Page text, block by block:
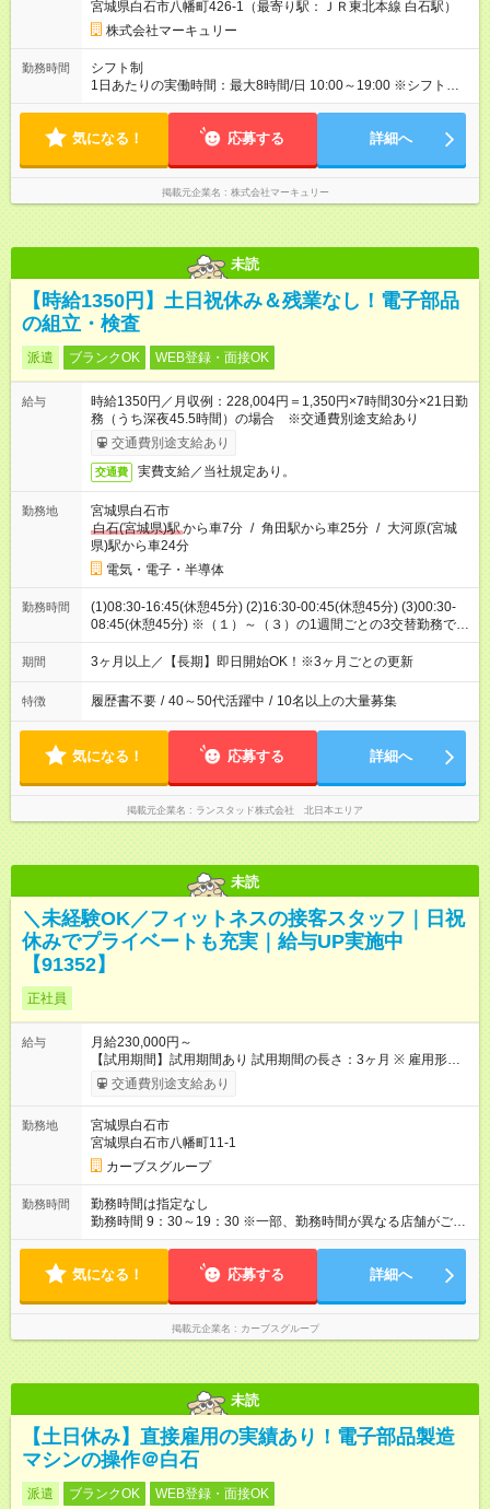
宮城県白石市八幡町426-1（最寄り駅：ＪＲ東北本線 白石駅）
株式会社マーキュリー
勤務時間
シフト制
1日あたりの実働時間：最大8時間/日 10:00～19:00 ※シフト制・
週5日勤務
気になる！ 応募する 詳細へ
掲載元企業名 株式会社マーキュリー
未読
【時給1350円】土日祝休み＆残業なし！電子部品
の組立・検査
派遣 ブランクOK WEB登録・面接OK
給与
時給1350円／月収例：228,004円＝1,350円×7時間30分×21日勤
務（うち深夜45.5時間）の場合 ※交通費別途支給あり
交通費別途支給あり
交通費 実費支給／当社規定あり。
勤務地
宮城県白石市
白石(宮城県)駅から車7分 / 角田駅から車25分 / 大河原(宮城
県)駅から車24分
電気・電子・半導体
勤務時間
(1)08:30-16:45(休憩45分) (2)16:30-00:45(休憩45分) (3)00:30-
08:45(休憩45分) ※（１）～（３）の1週間ごとの3交替勤務で
す。研修期間のみ8時半～17時までの日勤固定勤務となります。
期間 3ヶ月以上／【長期】即日開始OK！※3ヶ月ごとの更新
特徴 履歴書不要 / 40～50代活躍中 / 10名以上の大量募集
気になる！ 応募する 詳細へ
掲載元企業名 ランスタッド株式会社 北日本エリア
未読
＼未経験OK／フィットネスの接客スタッフ｜日祝
休みでプライベートも充実｜給与UP実施中
【91352】
正社員
給与
月給230,000円～
【試用期間】試用期間あり 試用期間の長さ：3ヶ月 ※ 雇用形態
と給与に、本採用時と異なる部分があります。 雇用形態：本採
用時と同じです。 給与：月給 185,970円以上
交通費別途支給あり
勤務地
宮城県白石市
宮城県白石市八幡町11-1
カーブスグループ
勤務時間
勤務時間は指定なし
勤務時間 9：30～19：30 ※一部、勤務時間が異なる店舗がござ
います。 ＜営業時間＞ 平日／10：00～13：00、15：00～19：
深夜シフトはありません）
気になる！ 応募する 詳細へ
掲載元企業名 カーブスグループ
未読
【土日休み】直接雇用の実績あり！電子部品製造
マシンの操作＠白石
派遣 ブランクOK WEB登録・面接OK